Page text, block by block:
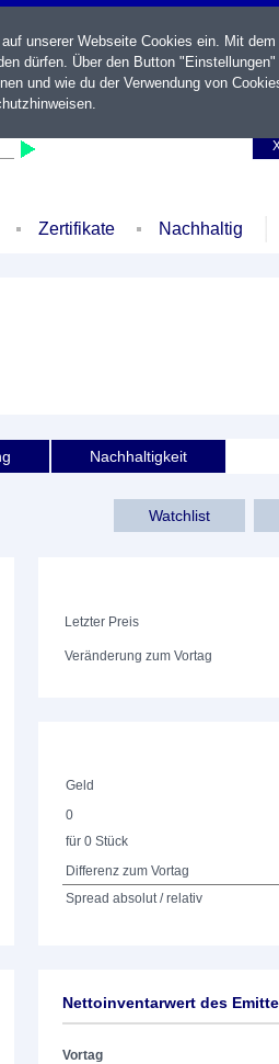
Zertifikate Nachhaltig
Nachhaltigkeit
Watchlist
Letzter Preis
Veränderung zum Vortag
Geld
0
für 0 Stück
Differenz zum Vortag
Spread absolut / relativ
Nettoinventarwert des
Vortag
unserer Webseite Cookies ein. Mit
dürfen. Über den Button
und wie du der Verwendung von
.